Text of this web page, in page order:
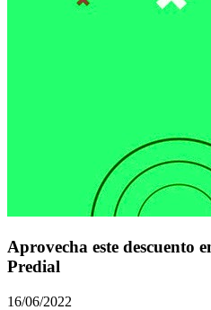
Aprovecha este descuento
Predial
16/06/2022